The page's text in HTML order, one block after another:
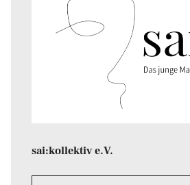
sai:kollektiv e.V.